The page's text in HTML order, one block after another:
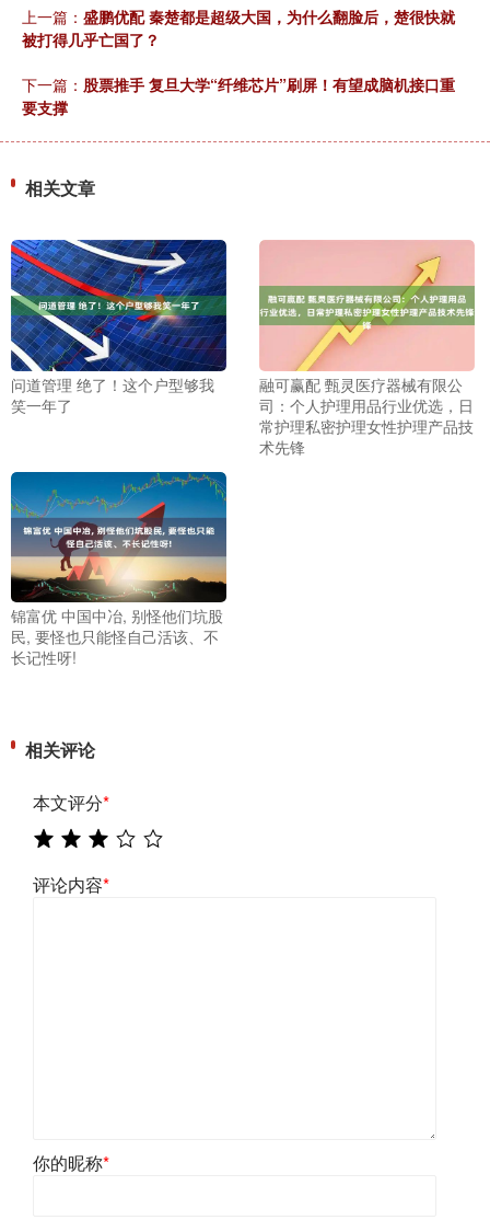
上一篇： 盛鹏优配 秦楚都是超级大国，为什么翻脸后，楚很快就
被打得几乎亡国了？
下一篇： 股票推手 复旦大学“纤维芯片”刷屏！有望成脑机接口重
要支撑
相关文章
问道管理 绝了！这个户型够我
笑一年了
融可赢配 甄灵医疗器械有限公
司：个人护理用品行业优选，日
常护理私密护理女性护理产品技
术先锋
锦富优 中国中冶, 别怪他们坑股
民, 要怪也只能怪自己活该、不
长记性呀!
相关评论
本文评分*
评论内容*
你的昵称*